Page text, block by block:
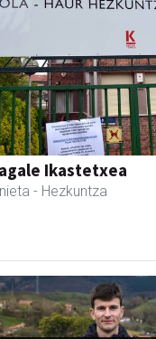
Ikastetxea
- Hezkuntza